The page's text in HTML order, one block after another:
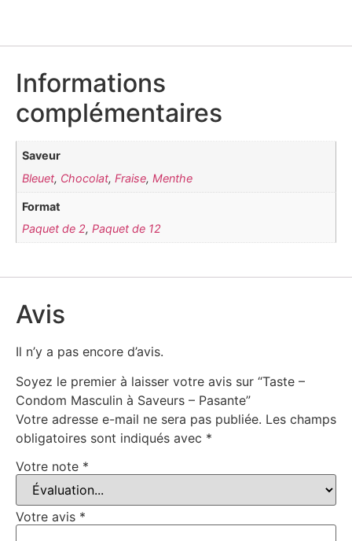
Informations
complémentaires
Saveur
Bleuet, Chocolat,Fraise,Menthe
Format
Paquet de 2,Paquet de 12
Avis
Il n’y a pas encore d’avis.
Soyez le premier à laisser votre avis sur “Taste –
Condom Masculin à Saveurs – Pasante”
Votre adresse e-mail ne sera pas publiée. Les champs
obligatoires sont indiqués avec *
Votre note *
Votre avis *